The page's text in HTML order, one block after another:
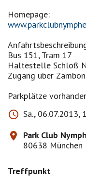
Bus 151, Tram 17
Haltestelle Schloß
Zugang über
Parkplätze
Sa., 06.07.2013,
Park Club
80638 München
Treffpunkt